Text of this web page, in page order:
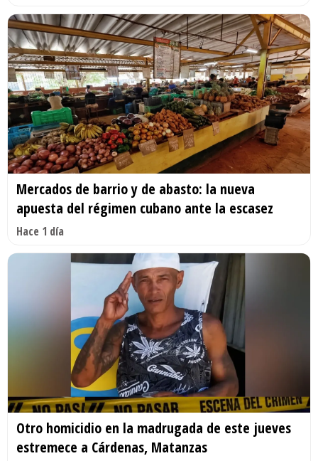
Mercados de barrio y de abasto: la nueva
apuesta del régimen cubano ante la escasez
Hace 1 día
Otro homicidio en la madrugada de este jueves
estremece a Cárdenas, Matanzas